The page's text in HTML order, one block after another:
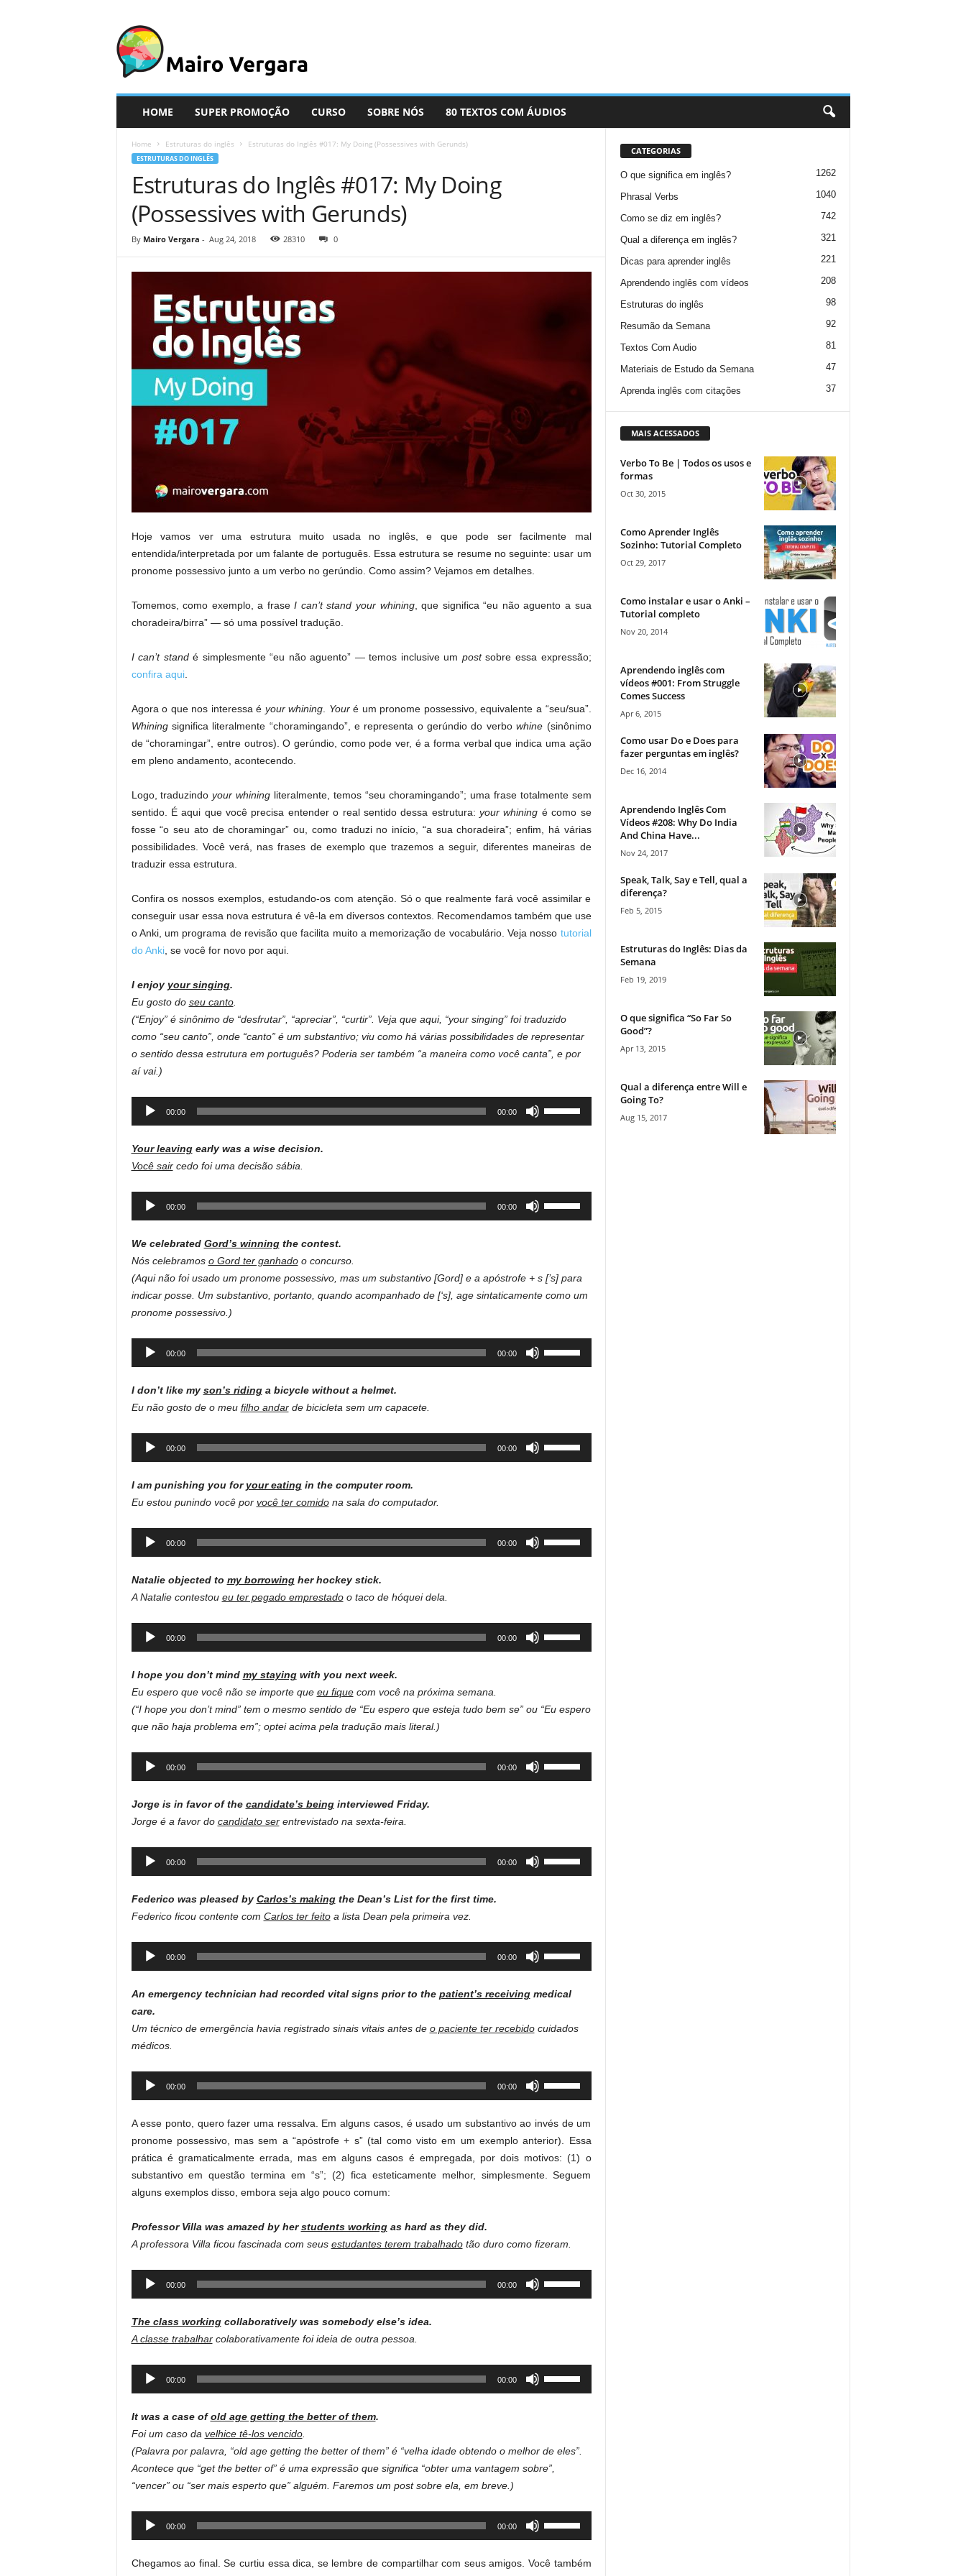
i
r
HOME SUPER PROMOÇÃO CURSO SOBRE NÓS 80 TEXTOS COM ÁUDIOS
Home Estruturas do inglês Estruturas do Inglês #017: My Doing (Possessives with Gerunds)
ESTRUTURAS DO INGLÊS
Estruturas do Inglês #017: My Doing
(Possessives with Gerunds)
By Mairo Vergara - Aug 24, 2018 28310 0
Hoje vamos ver uma estrutura muito usada no inglês, e que pode ser facilmente mal
entendida/interpretada por um falante de português. Essa estrutura se resume no seguinte: usar um
pronome possessivo junto a um verbo no gerúndio. Como assim? Vejamos em detalhes.
Tomemos, como exemplo, a fraseI can’t stand your whining, que significa “eu não aguento a sua
choradeira/birra” — só uma possível tradução.
I can’t standé simplesmente “eu não aguento” — temos inclusive um postsobre essa expressão;
confira aqui.
Agora o que nos interessa é your whining Youré um pronome possessivo, equivalente a “seu/sua”.
Whining significa literalmente “choramingando”, e representa o gerúndio do verbowhine (sinônimo
de “choramingar”, entre outros). O gerúndio, como pode ver, é a forma verbal que indica uma ação
em pleno andamento, acontecendo.
Logo, traduzindoyour whining literalmente, temos “seu choramingando”; uma frase totalmente sem
sentido. É aqui que você precisa entender o real sentido dessa estrutura: your whining é como se
fosse “o seu ato de choramingar” ou, como traduzi no início, “a sua choradeira”; enfim, há várias
possibilidades. Você verá, nas frases de exemplo que trazemos a seguir, diferentes maneiras de
traduzir essa estrutura.
Confira os nossos exemplos, estudando-os com atenção. Só o que realmente fará você assimilar e
conseguir usar essa nova estrutura é vê-la em diversos contextos. Recomendamos também que use
o Anki, um programa de revisão que facilita muito a memorização de vocabulário. Veja nosso tutorial
do Anki, se você for novo por aqui.
I enjoy your singing.
Eu gosto do seu canto.
(“Enjoy” é sinônimo de “desfrutar”, “apreciar”, “curtir”. Veja que aqui, “your singing” foi traduzido
como “seu canto”, onde “canto” é um substantivo; viu como há várias possibilidades de representar
o sentido dessa estrutura em português? Poderia ser também “a maneira como você canta”, e por
aí vai.)
Audio
00:00 00:00
increase
or
Your leavingearly was a wise decision.
Você saircedo foi uma decisão sábia.
Audio
00:00 00:00
increase
volume.
We celebrated Gord’s winningthe contest.
Nós celebramos o Gord ter ganhadoo concurso.
(Aqui não foi usado um pronome possessivo, mas um substantivo [Gord] e a apóstrofe + s [’s] para
indicar posse. Um substantivo, portanto, quando acompanhado de [‘s], age sintaticamente como um
pronome possessivo.)
Audio
00:00 00:00
increase
or
I don’t like my son’s ridinga bicycle without a helmet.
Eu não gosto de o meu filho andarde bicicleta sem um capacete.
Audio
00:00 00:00
increase
or
I am punishing you for your eatingin the computer room.
Eu estou punindo você por você ter comidona sala do computador.
Audio
00:00 00:00
increase
or
Natalie objected to my borrowingher hockey stick.
A Natalie contestou eu ter pegado emprestadoo taco de hóquei dela.
Audio
00:00 00:00
increase
decrease
volume.
I hope you don’t mind my stayingwith you next week.
Eu espero que você não se importe que eu fiquecom você na próxima semana.
(“I hope you don’t mind” tem o mesmo sentido de “Eu espero que esteja tudo bem se” ou “Eu espero
que não haja problema em”; optei acima pela tradução mais literal.)
Audio
00:00 00:00
increase
or
Jorge is in favor of the candidate’s beinginterviewed Friday.
Jorge é a favor do candidato serentrevistado na sexta-feira.
Audio
00:00 00:00
increase
or
volume.
Federico was pleased by Carlos’s makingthe Dean’s List for the first time.
Federico ficou contente com Carlos ter feitoa lista Dean pela primeira vez.
Audio
00:00 00:00
decrease
volume.
An emergency technician had recorded vital signs prior to the patient’s receivingmedical
care.
Um técnico de emergência havia registrado sinais vitais antes de o paciente ter recebidocuidados
médicos.
Audio
00:00 00:00
increase
A esse ponto, quero fazer uma ressalva. Em alguns casos, é usado um substantivo ao invés de um
pronome possessivo, mas sem a “apóstrofe + s” (tal como visto em um exemplo anterior). Essa
prática é gramaticalmente errada, mas em alguns casos é empregada, por dois motivos: (1) o
substantivo em questão termina em “s”; (2) fica esteticamente melhor, simplesmente. Seguem
alguns exemplos disso, embora seja algo pouco comum:
Professor Villa was amazed by herstudents workingas hard as they did.
A professora Villa ficou fascinada com seus estudantes terem trabalhadotão duro como fizeram.
Audio
00:00 00:00
increase
or
The class workingcollaboratively was somebody else’s idea.
A classe trabalharcolaborativamente foi ideia de outra pessoa.
Audio
00:00 00:00
or
volume.
It was a case ofold age getting the better of them.
Foi um caso da velhice tê-los vencido.
(Palavra por palavra, “old age getting the better of them” é “velha idade obtendo o melhor de eles”.
Acontece que “get the better of” é uma expressão que significa “obter uma vantagem sobre”,
“vencer” ou “ser mais esperto que” alguém. Faremos um post sobre ela, em breve.)
Audio
00:00 00:00
Chegamos ao final. Se curtiu essa dica, se lembre de compartilhar com seus amigos. Você também
CATEGORIAS
O que significa em inglês? 1262
Phrasal Verbs 1040
Como se diz em inglês? 742
Qual a diferença em inglês? 321
Dicas para aprender inglês 221
Aprendendo inglês com vídeos 208
Estruturas do inglês 98
Resumão da Semana 92
Textos Com Audio 81
Materiais de Estudo da Semana 47
Aprenda inglês com citações 37
MAIS ACESSADOS
Verbo To Be | Todos os usos e
formas
Oct 30, 2015
Como Aprender Inglês
Sozinho: Tutorial Completo
Oct 29, 2017
Como instalar e usar o Anki –
Tutorial completo
Nov 20, 2014
Aprendendo inglês com
vídeos #001: From Struggle
Comes Success
Apr 6, 2015
Como usar Do e Does para
fazer perguntas em inglês?
Dec 16, 2014
Aprendendo Inglês Com
Vídeos #208: Why Do India
And China Have...
Nov 24, 2017
Speak, Talk, Say e Tell, qual a
diferença?
Feb 5, 2015
Estruturas do Inglês: Dias da
Semana
Feb 19, 2019
O que significa “So Far So
Good”?
Apr 13, 2015
Qual a diferença entre Will e
Going To?
Aug 15, 2017